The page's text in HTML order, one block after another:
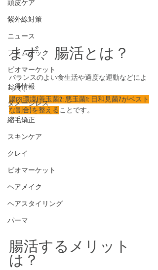
頭皮ケア
紫外線対策
ニュース
フェムテック
ビオマーケット
お得情報
ダメージレス
縮毛矯正
スキンケア
クレイ
ビオマーケット
ヘアメイク
ヘアスタイリング
パーマ
まず、腸活とは？
バランスのよい食生活や適度な運動などによ
って、
腸内環境(善玉菌2: 悪玉菌1: 日和見菌7がベスト
な割合)を整えることです。
腸活するメリット
は？